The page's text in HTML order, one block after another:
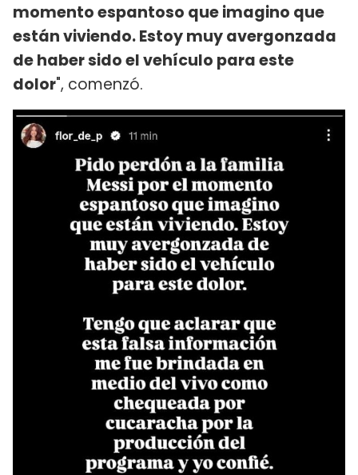
momento espantoso que imagino que
están viviendo. Estoy muy avergonzada
de haber sido el vehículo para este
dolor", comenzó.